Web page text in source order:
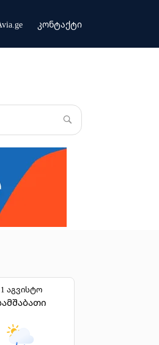
კონტაქტი
აგვისტო